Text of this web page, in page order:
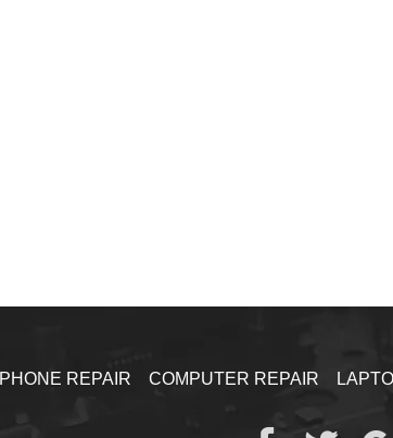
IPHONE REPAIR COMPUTER REPAIR